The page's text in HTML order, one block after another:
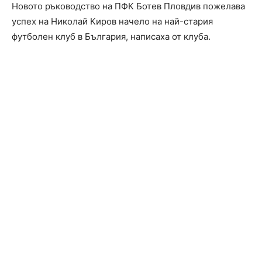
Новото ръководство на ПФК Ботев Пловдив пожелава
успех на Николай Киров начело на най-стария
футболен клуб в България, написаха от клуба.